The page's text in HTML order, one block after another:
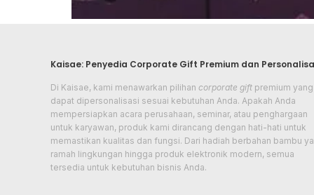
Kaisae: Penyedia Corporate Gift Premium dan
Di Kaisae, kami menawarkan pilihan corporate gift premium yang
dapat dipersonalisasi sesuai kebutuhan Anda. Apakah Anda
mempersiapkan acara perusahaan, seminar, atau penghargaan
untuk karyawan, produk kami dirancang dengan hati-hati untuk
memastikan kualitas dan fungsi. Dari hadiah berbahan bambu
ramah lingkungan hingga produk elektronik modern, semua
tersedia untuk kebutuhan bisnis Anda.